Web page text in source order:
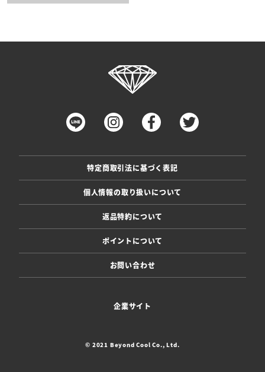
特定商取引法に基づく表記
個人情報の取り扱いについて
返品特約について
ポイントについて
お問い合わせ
企業サイト
© 2021 Beyond Cool Co., Ltd.